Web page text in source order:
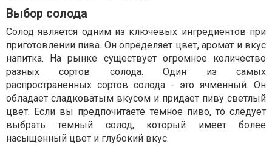
Выбор солода
Солод является одним из ключевых ингредиентов при
приготовлении пива. Он определяет цвет, аромат и вкус
напитка. На рынке существует огромное количество
разных сортов солода. Один из самых
распространенных сортов солода - это ячменный. Он
обладает сладковатым вкусом и придает пиву светлый
цвет. Если вы предпочитаете темное пиво, то следует
выбрать темный солод, который имеет более
насыщенный цвет и глубокий вкус.